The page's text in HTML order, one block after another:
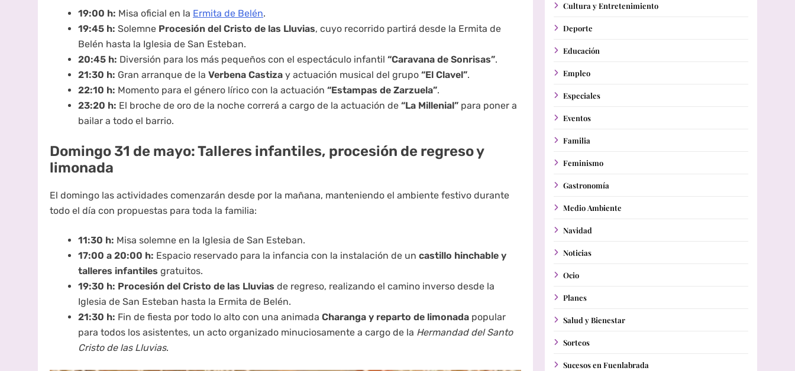
19:00 h: Misa oficial en la Ermita de Belén.
19:45 h: Solemne Procesión del Cristo de las Lluvias, cuyo recorrido partirá desde la Ermita de
Belén hasta la Iglesia de San Esteban.
20:45 h: Diversión para los más pequeños con el espectáculo infantil “Caravana de Sonrisas”.
21:30 h: Gran arranque de la Verbena Castiza y actuación musical del grupo “El Clavel”.
22:10 h: Momento para el género lírico con la actuación “Estampas de Zarzuela”.
23:20 h: El broche de oro de la noche correrá a cargo de la actuación de “La Millenial” para poner a
bailar a todo el barrio.
Domingo 31 de mayo: Talleres infantiles, procesión de regreso y
limonada
El domingo las actividades comenzarán desde por la mañana, manteniendo el ambiente festivo durante
todo el día con propuestas para toda la familia:
11:30 h: Misa solemne en la Iglesia de San Esteban.
17:00 a 20:00 h: Espacio reservado para la infancia con la instalación de un castillo hinchable y
talleres infantiles gratuitos.
19:30 h: Procesión del Cristo de las Lluvias de regreso, realizando el camino inverso desde la
Iglesia de San Esteban hasta la Ermita de Belén.
21:30 h: Fin de fiesta por todo lo alto con una animada Charanga y reparto de limonada popular
para todos los asistentes, un acto organizado minuciosamente a cargo de la Hermandad del Santo
Cristo de las Lluvias.
Cultura y Entretenimiento
Deporte
Educación
Empleo
Especiales
Eventos
Familia
Feminismo
Gastronomía
Medio Ambiente
Navidad
Noticias
Ocio
Planes
Salud y Bienestar
Sorteos
Sucesos en Fuenlabrada